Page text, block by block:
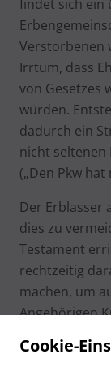
findet sich ein
Verstorbenen
Irrtum, dass
von Gesetzes
würden.
dadurch ein
nicht seltenen
(„Den Pkw
Der Erblasser
dies zu
Testament
rechtzeitig
machen, um
Angehörigen
Cookie-